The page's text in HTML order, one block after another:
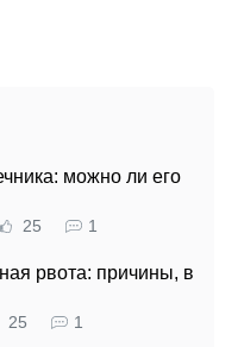
можно ли его
25 1
рвота: причины, в
25 1